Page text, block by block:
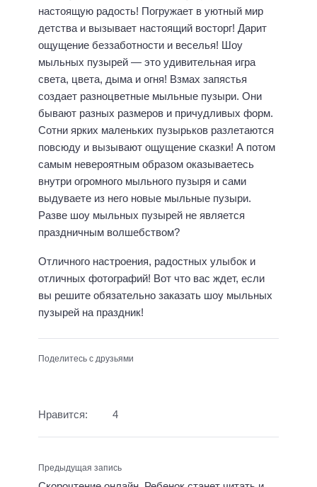
настоящую радость! Погружает в уютный мир
детства и вызывает настоящий восторг! Дарит
ощущение беззаботности и веселья! Шоу
мыльных пузырей — это удивительная игра
света, цвета, дыма и огня! Взмах запястья
создает разноцветные мыльные пузыри. Они
бывают разных размеров и причудливых форм.
Сотни ярких маленьких пузырьков разлетаются
повсюду и вызывают ощущение сказки! А потом
самым невероятным образом оказываетесь
внутри огромного мыльного пузыря и сами
выдуваете из него новые мыльные пузыри.
Разве шоу мыльных пузырей не является
праздничным волшебством?
Отличного настроения, радостных улыбок и
отличных фотографий! Вот что вас ждет, если
вы решите обязательно заказать шоу мыльных
пузырей на праздник!
Поделитесь с друзьями
Нравится: 4
Предыдущая запись